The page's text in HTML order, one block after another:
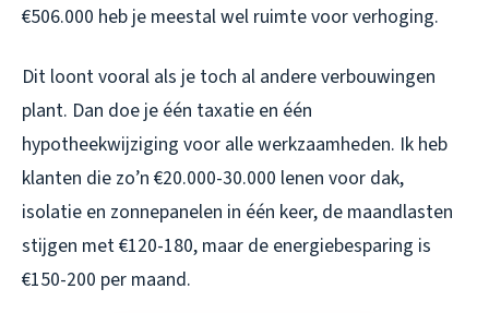
€506.000 heb je meestal wel ruimte voor verhoging.
Dit loont vooral als je toch al andere verbouwingen
plant. Dan doe je één taxatie en één
hypotheekwijziging voor alle werkzaamheden. Ik heb
klanten die zo’n €20.000-30.000 lenen voor dak,
isolatie en zonnepanelen in één keer, de maandlasten
stijgen met €120-180, maar de energiebesparing is
€150-200 per maand.